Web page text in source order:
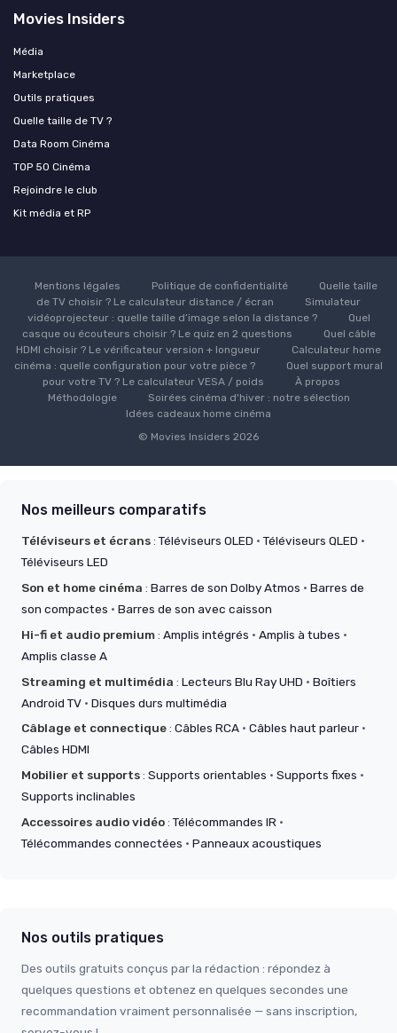
Movies Insiders
Média
Marketplace
Outils pratiques
Quelle taille de TV ?
Data Room Cinéma
TOP 50 Cinéma
Rejoindre le club
Kit média et RP
Mentions légales Politique de confidentialité
Quelle taille
de TV choisir ? Le calculateur distance / écran
Simulateur
vidéoprojecteur : quelle taille d’image selon la distance ?
Quel
casque ou écouteurs choisir ? Le quiz en 2 questions
Quel câble
HDMI choisir ? Le vérificateur version + longueur
Calculateur home
cinéma : quelle configuration pour votre pièce ?
Quel support mural
pour votre TV ? Le calculateur VESA / poids
À propos
Méthodologie
Soirées cinéma d'hiver : notre sélection
Idées cadeaux home cinéma
© Movies Insiders 2026
Nos meilleurs comparatifs
Téléviseurs et écrans:Téléviseurs OLED ·Téléviseurs QLED ·
Téléviseurs LED
Son et home cinéma : Barres de son Dolby Atmos · Barres de
son compactes · Barres de son avec caisson
Hi-fi et audio premium: Amplis intégrés · Amplis à tubes ·
Amplis classe A
Streaming et multimédia : Lecteurs Blu Ray UHD · Boîtiers
Android TV · Disques durs multimédia
Câblage et connectique: Câbles RCA · Câbles haut parleur ·
Câbles HDMI
Mobilier et supports: Supports orientables · Supports fixes ·
Supports inclinables
Accessoires audio vidéo:Télécommandes IR ·
Télécommandes connectées · Panneaux acoustiques
Nos outils pratiques
Des outils gratuits conçus par la rédaction : répondez à
quelques questions et obtenez en quelques secondes une
recommandation vraiment personnalisée — sans inscription,